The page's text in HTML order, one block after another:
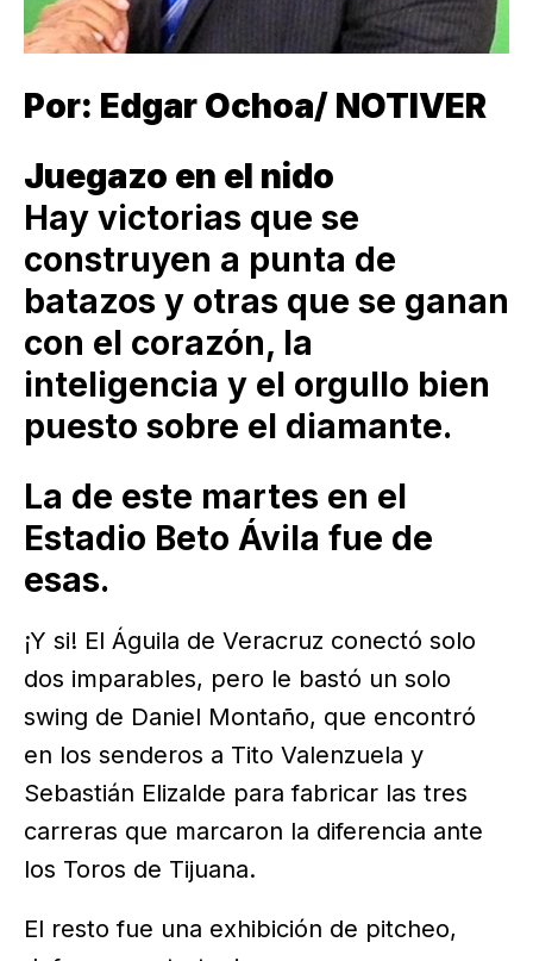
Por: Edgar Ochoa/ NOTIVER
Juegazo en el nido
Hay victorias que se
construyen a punta de
batazos y otras que se ganan
con el corazón, la
inteligencia y el orgullo bien
puesto sobre el diamante.
La de este martes en el
Estadio Beto Ávila fue de
esas.
¡Y si! El Águila de Veracruz conectó solo
dos imparables, pero le bastó un solo
swing de Daniel Montaño, que encontró
en los senderos a Tito Valenzuela y
Sebastián Elizalde para fabricar las tres
carreras que marcaron la diferencia ante
los Toros de Tijuana.
El resto fue una exhibición de pitcheo,